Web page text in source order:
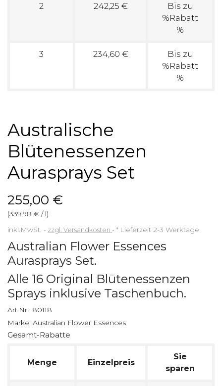
2 242,25 €
Bis zu
%Rabatt
%
3 234,60 €
Bis zu
%Rabatt
%
Australische
Blütenessenzen
Aurasprays Set
255,00 €
(339,98 € / l)
inkl.MwSt.
zzgl. Versandkosten * Lieferzeit 2-3 Werktage
Australian Flower Essences
Aurasprays Set.
Alle 16 Original Blütenessenzen
Sprays inklusive Taschenbuch.
Art.Nr.: 80118
Marke: Australian Flower Essences
Gesamt-Rabatte
Menge Einzelpreis
Sie
sparen